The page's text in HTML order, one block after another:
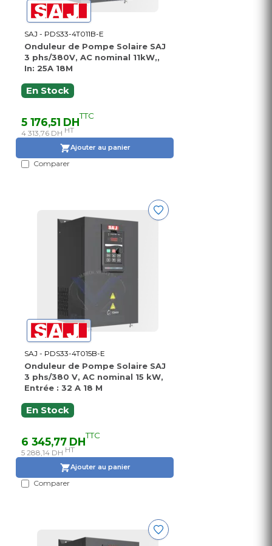
SAJ - PDS33-4T011B-E
Onduleur de Pompe Solaire SAJ
3 phs/380V, AC nominal 11kW,,
In: 25A 18M
En Stock
5 176,51 DHTTC
4 313,76 DH HT
Ajouter au panier
Comparer
SAJ - PDS33-4T015B-E
Onduleur de Pompe Solaire SAJ
3 phs/380 V, AC nominal 15 kW,
Entrée : 32 A 18 M
En Stock
6 345,77 DHTTC
5 288,14 DH HT
Ajouter au panier
Comparer